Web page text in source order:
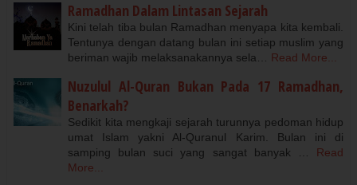
Ramadhan Dalam Lintasan Sejarah
Kini telah tiba bulan Ramadhan menyapa kita kembali.
Tentunya dengan datang bulan ini setiap muslim yang
beriman wajib melaksanakannya sela…
Read More...
Nuzulul Al-Quran Bukan Pada 17 Ramadhan,
Benarkah?
Sedikit kita mengkaji sejarah turunnya pedoman hidup
umat Islam yakni Al-Quranul Karim. Bulan ini di
samping bulan suci yang sangat banyak …
Read
More...